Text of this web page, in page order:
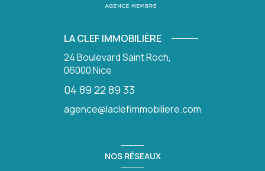
LA CLEF IMMOBILIÈRE
24 Boulevard Saint Roch,
06000Nice
04 89 22 89 33
agence@laclefimmobiliere.com
NOS RÉSEAUX